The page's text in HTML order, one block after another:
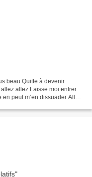
beau Quitte à devenir
allez Laisse moi entrer
peut m’en dissuader Allez